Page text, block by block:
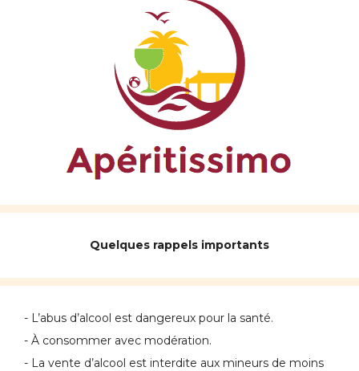
Quelques rappels importants
- L’abus d’alcool est dangereux pour la santé.
- À consommer avec modération.
- La vente d’alcool est interdite aux mineurs de moins